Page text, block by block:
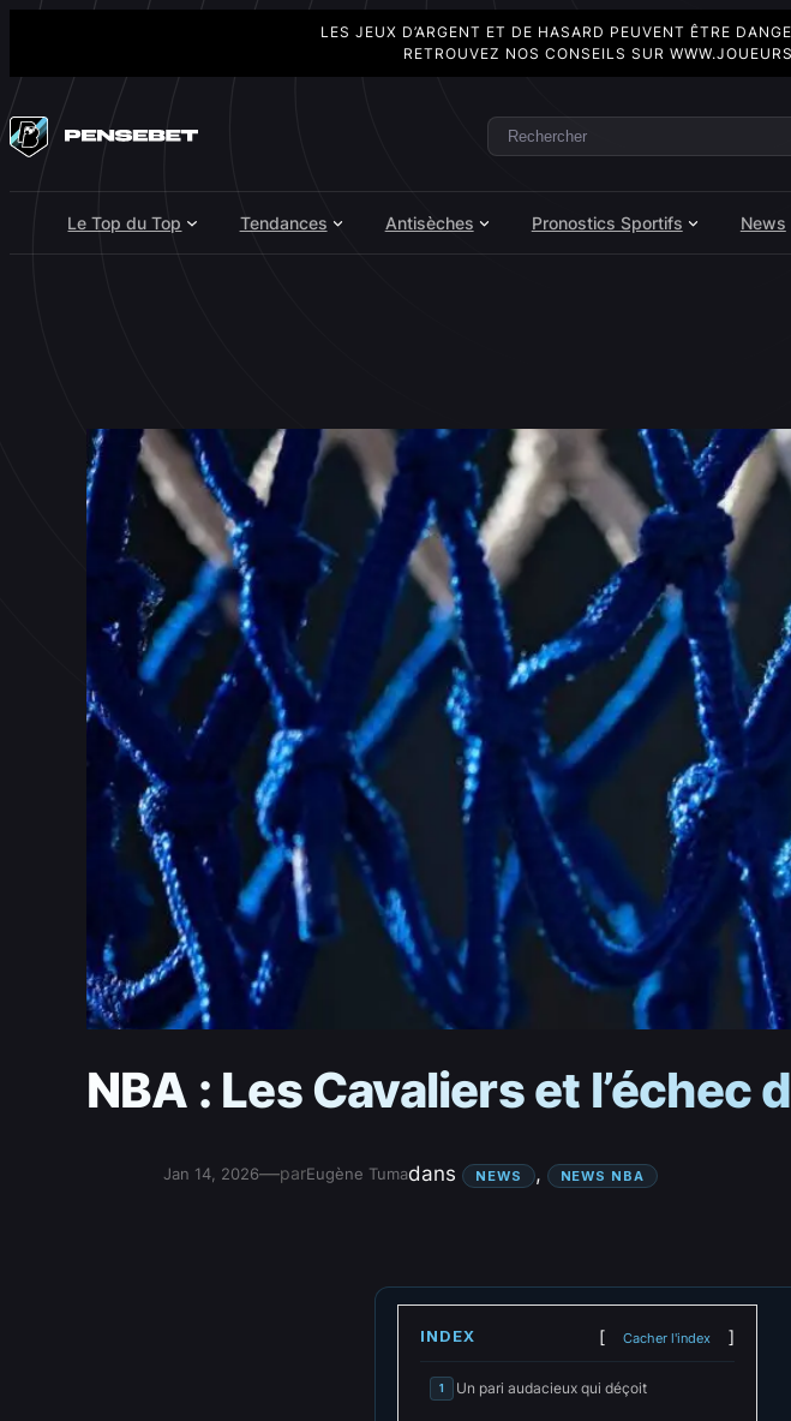
LES JEUX D’ARGENT ET DE HASARD PEUVENT ÊTRE
RETROUVEZ NOS CONSEILS SUR
au
contenu
Rechercher
Le Top du Top Tendances Antisèches Pronostics Sportifs News
NBA : Les Cavaliers et l’échec
Jan 14, 2026—parEugène Tumadans NEWS , NEWS NBA
INDEX Cacher l'index
1 Un pari audacieux qui déçoit